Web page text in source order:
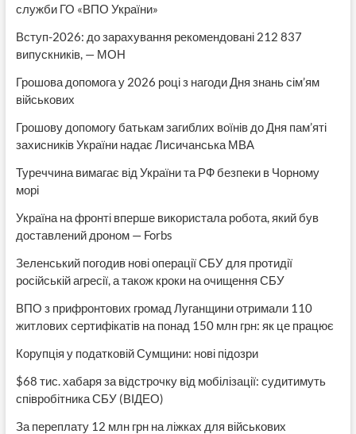
служби ГО «ВПО України»
Вступ-2026: до зарахування рекомендовані 212 837
випускників, — МОН
Грошова допомога у 2026 році з нагоди Дня знань сім’ям
військових
Грошову допомогу батькам загиблих воїнів до Дня пам’яті
захисників України надає Лисичанська МВА
Туреччина вимагає від України та РФ безпеки в Чорному
морі
Україна на фронті вперше використала робота, який був
доставлений дроном — Forbs
Зеленський погодив нові операції СБУ для протидії
російській агресії, а також кроки на очищення СБУ
ВПО з прифронтових громад Луганщини отримали 110
житлових сертифікатів на понад 150 млн грн: як це працює
Корупція у податковій Сумщини: нові підозри
$68 тис. хабаря за відстрочку від мобілізації: судитимуть
співробітника СБУ (ВІДЕО)
За переплату 12 млн грн на ліжках для військових